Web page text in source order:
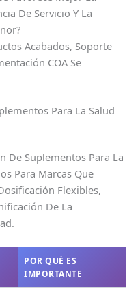
De Servicio Y La
Acabados, Soporte
COA Se
Para La Salud
De Suplementos Para La
Para Marcas Que
Flexibles,
De La
POR QUÉ ES
IMPORTANTE